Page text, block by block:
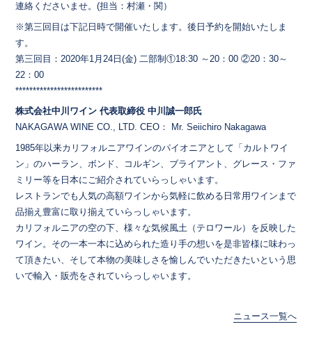
連絡くださいませ。(担当：村瀬・関）
※第三回目は下記日時で開催いたします。後日予約を開始いたしま
す。
第三回目：2020年1月24日(金) 二部制①18:30 ～20：00 ②20：30～
22：00
*************************
株式会社中川ワイン 代表取締役 中川誠一郎氏
NAKAGAWA WINE CO., LTD. CEO： Mr. Seiichiro Nakagawa
1985年以来カリフォルニアワインのパイオニアとして「カルトワイ
ン」のハーラン、ボンド、コルギン、ブライアント、グレース・ファ
ミリー等を日本にご紹介されていらっしゃいます。
レストランでも人気の高額ワインから気軽に飲める日常用ワインまで
品揃え豊富に取り揃えていらっしゃいます。
カリフォルニアの空の下、様々な気候風土（テロワール）を反映した
ワイン。その一本一本に込められた造り手の想いを是非皆様に味わっ
て頂きたい、そして本物の美味しさを愉しんでいただきたいという思
いで輸入・販売をされていらっしゃいます。
ニュース一覧へ